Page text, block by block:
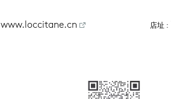
www.loccitane.cn 店址 :